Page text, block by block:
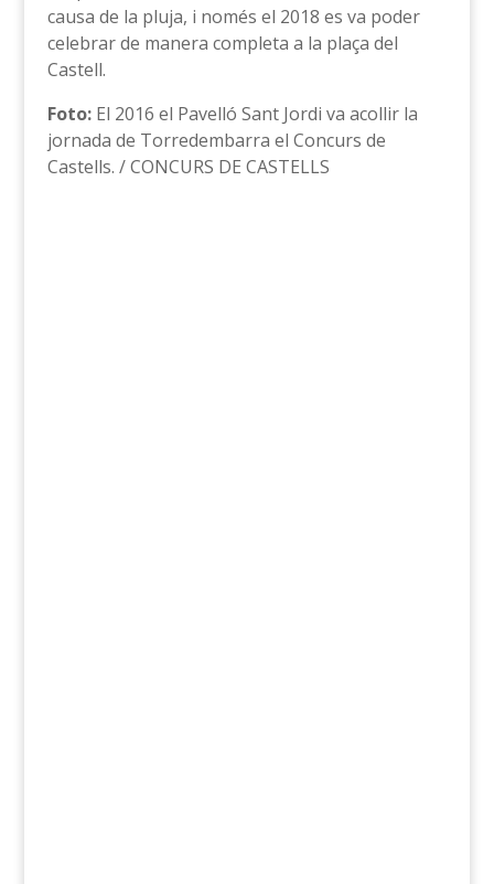
causa de la pluja, i només el 2018 es va poder
celebrar de manera completa a la plaça del
Castell.
Foto:El 2016 el Pavelló Sant Jordi va acollir la
jornada de Torredembarra el Concurs de
Castells. / CONCURS DE CASTELLS